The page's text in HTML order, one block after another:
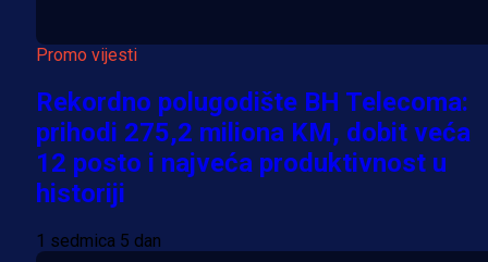
Promo vijesti
Rekordno polugodište BH Telecoma:
prihodi 275,2 miliona KM, dobit veća
12 posto i najveća produktivnost u
historiji
1 sedmica 5 dan